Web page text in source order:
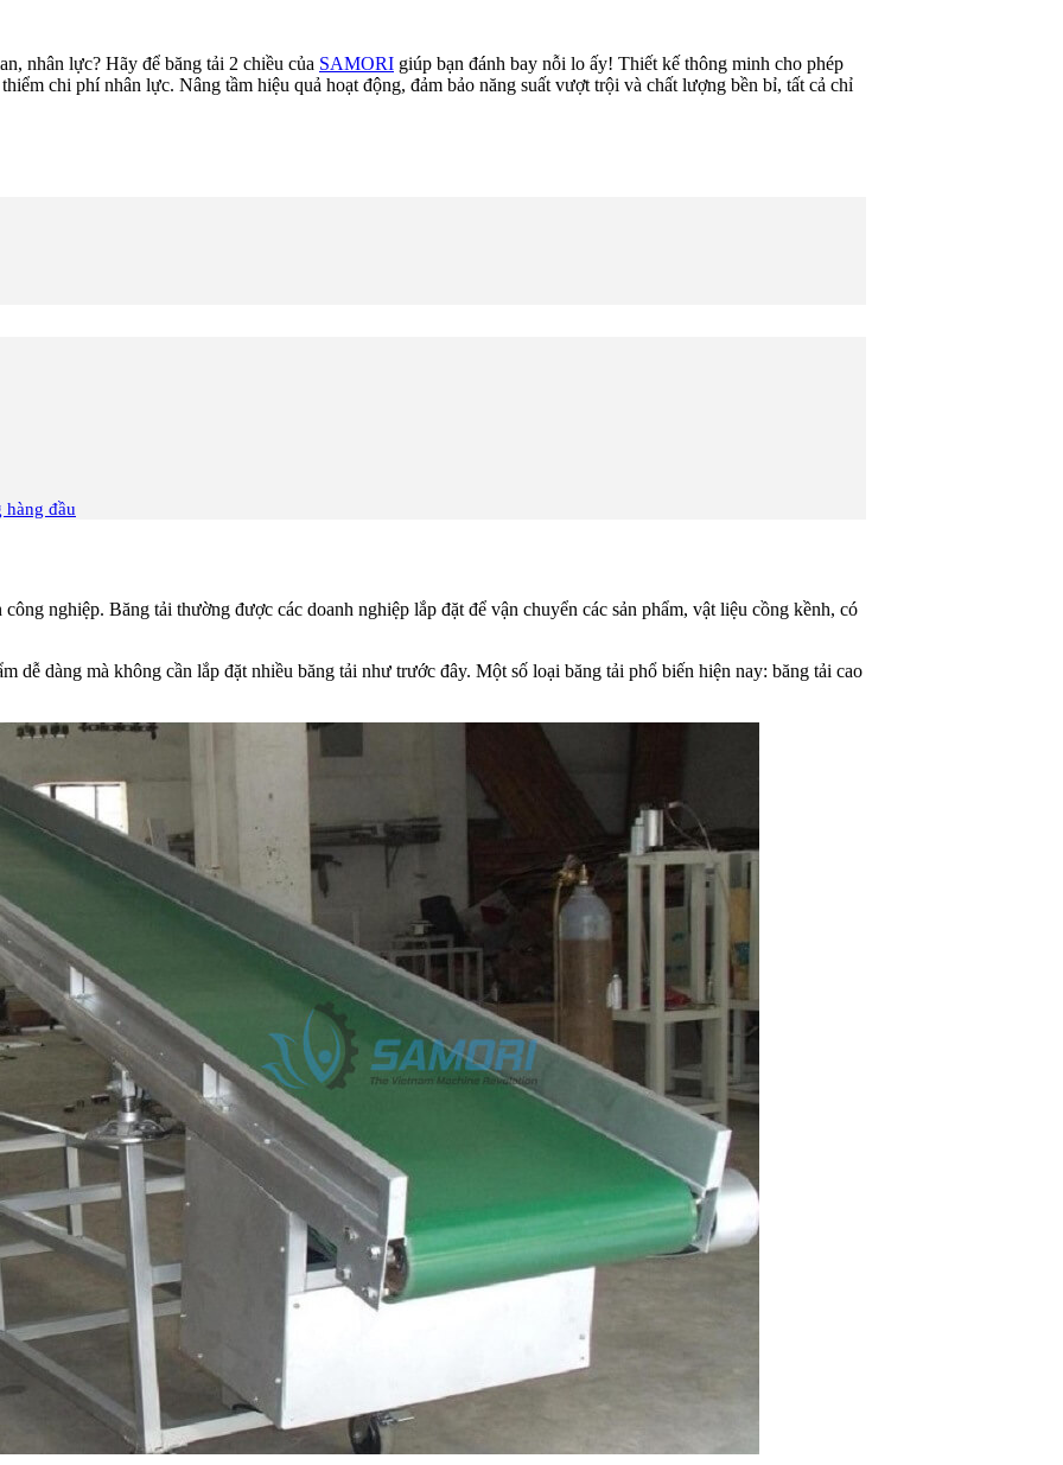
nhân lực? Hãy để băng tải 2 chiều của SAMORI giúp bạn đánh bay nỗi lo ấy! Thiết kế thông minh cho phép
chi phí nhân lực. Nâng tầm hiệu quả hoạt động, đảm bảo năng suất vượt trội và chất lượng bền bỉ, tất cả chỉ
đầu
nghiệp. Băng tải thường được các doanh nghiệp lắp đặt để vận chuyển các sản phẩm, vật liệu cồng kềnh, có
dễ dàng mà không cần lắp đặt nhiều băng tải như trước đây. Một số loại băng tải phổ biến hiện nay: băng tải cao